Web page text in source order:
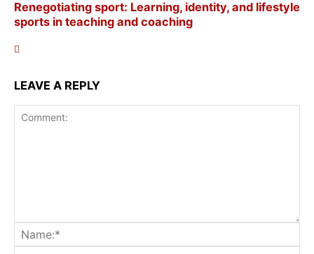
Renegotiating sport: Learning, identity, and lifestyle
sports in teaching and coaching
LEAVE A REPLY